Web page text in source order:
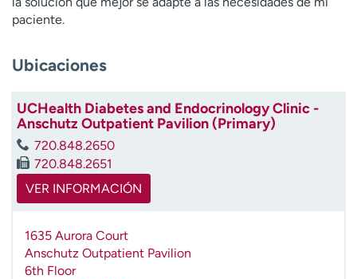
m
e
e
o
n
paciente.
Ubicaciones
UCHealth Diabetes and Endocrinology Clinic -
Anschutz Outpatient Pavilion (Primary)
720.848.2650
720.848.2651
VER INFORMACIÓN
1635 Aurora Court
Anschutz Outpatient Pavilion
6th Floor